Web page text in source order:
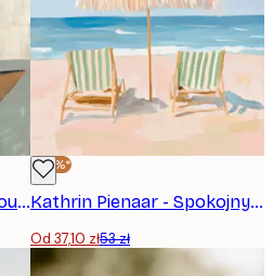
SHANDU - Serene Boat Journey Plakat
-30%*
Kathrin Pienaar - Spokojny dzień na plaży Plakat
Od 37,10 zł53 zł